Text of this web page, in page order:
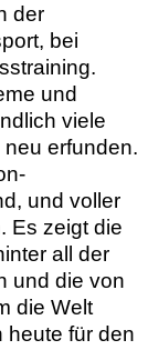
der
bei
und
viele
erfunden.
und voller
Es zeigt die
all der
und die von
die Welt
heute für den